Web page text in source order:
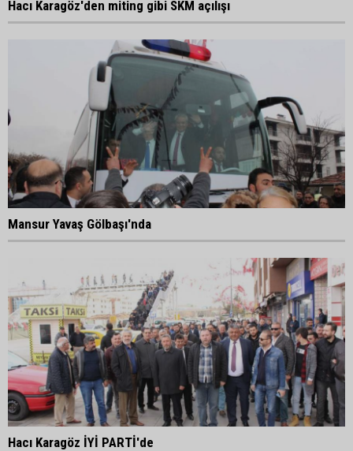
Hacı Karagöz'den miting gibi SKM açılışı
Mansur Yavaş Gölbaşı'nda
Hacı Karagöz İYİ PARTİ'de